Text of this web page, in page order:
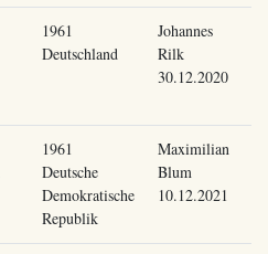
1961
Deutschland
Johannes
Rilk
30.12.2020
1961
Deutsche
Demokratische
Republik
Maximilian
Blum
10.12.2021